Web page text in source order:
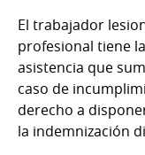
El trabajador
profesional tiene
asistencia que
caso de
derecho a
la indemnización